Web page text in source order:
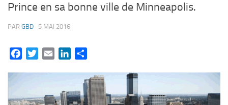
Prince en sa bonne ville de Minneapolis.
PAR GBD · 5 MAI 2016
FacebookTwitterEmail LinkedIn